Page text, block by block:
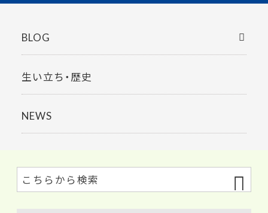
BLOG
生い立ち・歴史
NEWS